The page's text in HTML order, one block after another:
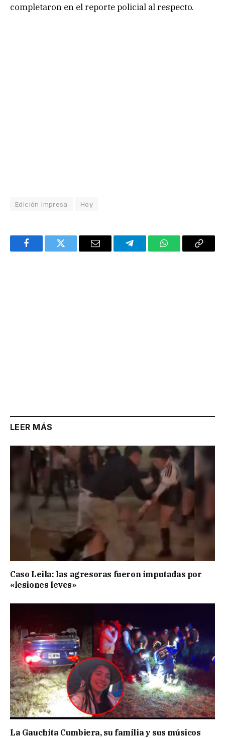
completaron en el reporte policial al respecto.
Edición Impresa Hoy
FacebookTwitter Email TelegramWhatsAppCopy
LEER MÁS
Caso Leila: las agresoras fueron imputadas por
«lesiones leves»
La Gauchita Cumbiera, su familia y sus músicos